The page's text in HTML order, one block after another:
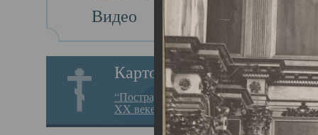
Видео
Картотека
“Пострадавшие за веру в
XX веке на Севере”